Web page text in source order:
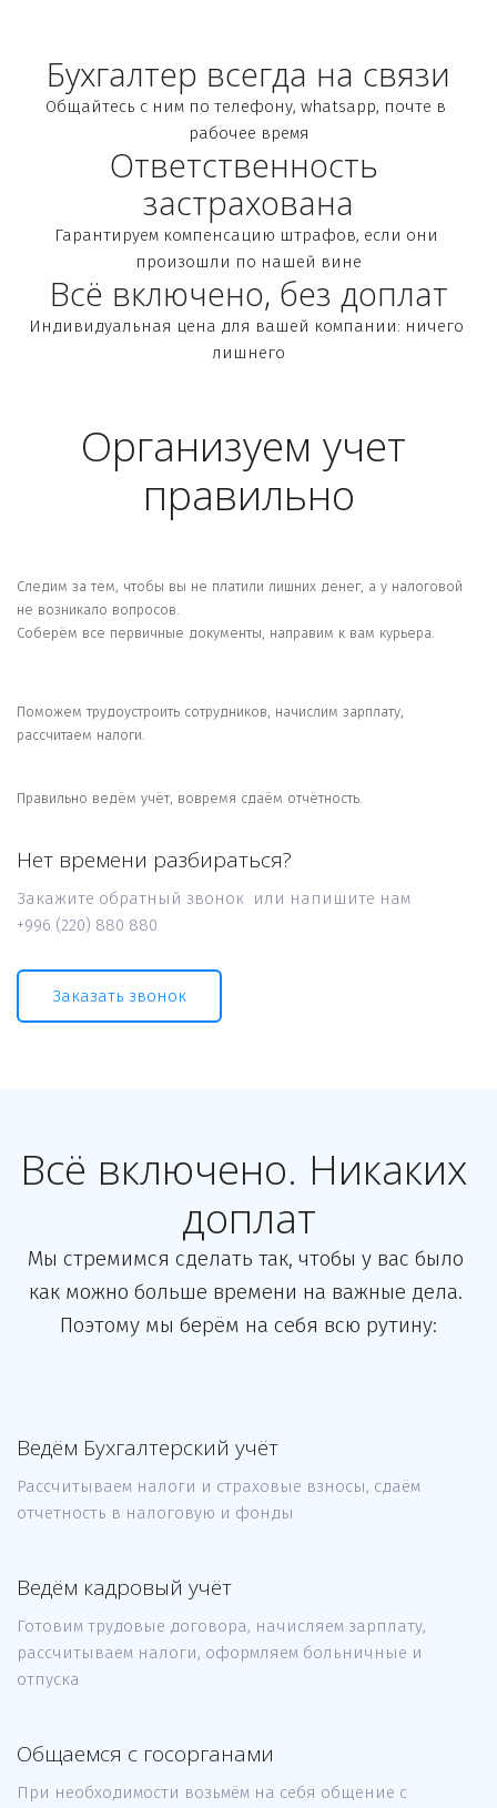
Бухгалтер всегда на связи
Общайтесь с ним по телефону, whatsapp, почте в
рабочее время
Ответственность
застрахована
Гарантируем компенсацию штрафов, если они
произошли по нашей вине
Всё включено, без доплат
Индивидуальная цена для вашей компании: ничего
лишнего
Организуем учет
правильно
Следим за тем, чтобы вы не платили лишних денег, а у налоговой
не возникало вопросов.
Соберём все первичные документы, направим к вам курьера.
Поможем трудоустроить сотрудников, начислим зарплату,
рассчитаем налоги.
Правильно ведём учёт, вовремя сдаём отчётность.
Нет времени разбираться?
Закажите обратный звонок или напишите нам
+996 (220) 880 880
Заказать звонок
Всё включено. Никаких
доплат
Мы стремимся сделать так, чтобы у вас было
как можно больше времени на важные дела.
Поэтому мы берём на себя всю рутину:
Ведём Бухгалтерский учёт
Рассчитываем налоги и страховые взносы, сдаём
отчетность в налоговую и фонды
Ведём кадровый учёт
Готовим трудовые договора, начисляем зарплату,
рассчитываем налоги, оформляем больничные и
отпуска
Общаемся с госорганами
При необходимости возьмём на себя общение с